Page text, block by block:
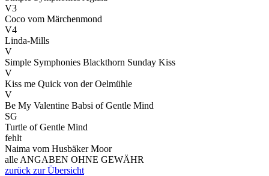
V3
Coco vom Märchenmond
V4
Linda-Mills
V
Simple Symphonies Blackthorn Sunday Kiss
V
Kiss me Quick von der Oelmühle
V
Be My Valentine Babsi of Gentle Mind
SG
Turtle of Gentle Mind
fehlt
Naima vom Husbäker Moor
alle ANGABEN OHNE GEWÄHR
zurück zur Übersicht